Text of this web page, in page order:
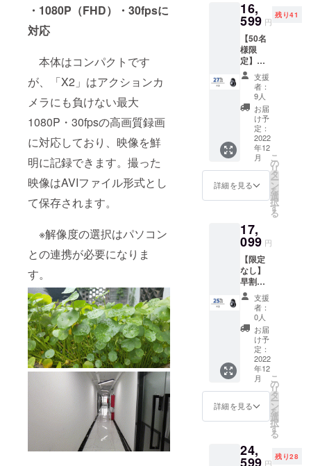
・1080P（FHD）・30fpsに
対応
本体はコンパクトです
が、「X2」はアクションカ
メラにも負けない最大
1080P・30fpsの高画質録画
に対応しており、映像を鮮
明に記録できます。撮った
映像はAVIファイル形式とし
て保存されます。
※解像度の選択はパソコン
との連携が必要になりま
す。
Type-C
充電
ケーブ
ル×1 日
本語取
扱説明
書×1
16,
599 円
残り41
【50名
様限
定】超
早割
27％OF
「X2」
32GB×
2 ※送料
無料
（日本
国内限
定） 内
容物：
「X2」
32GB本
USB
Type-C
充電
ケーブ
ル×2 日
本語取
扱説明
書×2
支援
者：
9人
お届
け予
定：
2022
年12
月
詳細を見る
こ
の
リ
タ
ー
ン
を
選
択
す
る
17,
099 円
【限定
なし】
早割
25％OF
F！
「X2」
32GB×
2 ※送料
無料
（日本
国内限
定） 内
容物：
「X2」
32GB本
体×2
Type-C
充電
支援
者：
0人
お届
け予
定：
2022
年12
月
詳細を見る
こ
の
リ
タ
ー
ン
を
選
択
す
る
24,
円
残り28